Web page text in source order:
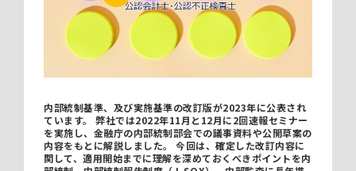
内部統制基準、及び実施基準の改訂版が2023年に公表され
ています。 弊社では2022年11月と12月に2回速報セミナー
を実施し、金融庁の内部統制部会での議事資料や公開草案の
内容をもとに解説しました。 今回は、確定した改訂内容に
関して、適用開始までに理解を深めておくべきポイントを内